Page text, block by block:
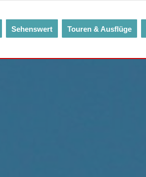
Sehenswert Touren & Ausflüge